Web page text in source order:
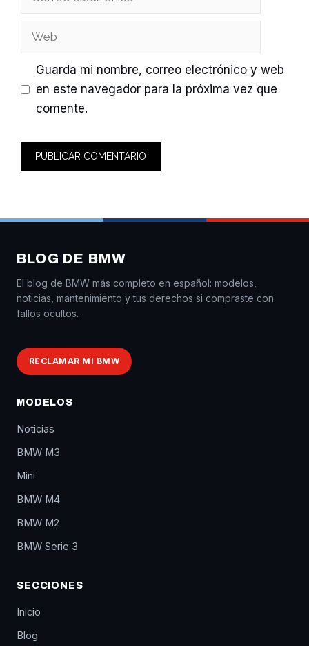
Web
Guarda mi nombre, correo electrónico y web
en este navegador para la próxima vez que
comente.
BLOG DE BMW
El blog de BMW más completo en español: modelos,
noticias, mantenimiento y tus derechos si compraste con
fallos ocultos.
RECLAMAR MI BMW
MODELOS
Noticias
BMW M3
Mini
BMW M4
BMW M2
BMW Serie 3
SECCIONES
Inicio
Blog